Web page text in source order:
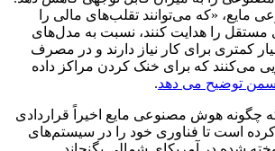
«که می‌توانند تقلب‌های مالی را
مستقل را هدایت کنند، نسبت به مدل‌های
کمتری برای کار نیاز دارند و در مصرف
می‌کنند که برای خنک کردن مراکز داده
توضیح می دهد.
چگونه هوش مصنوعی مایع اخیراً قراردادی
است تا فناوری خود را در سیستم‌های